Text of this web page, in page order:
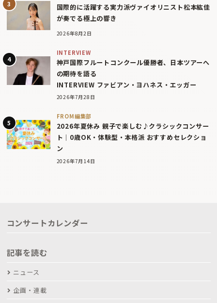
国際的に活躍する実力派ヴァイオリニスト松本紘佳
が奏でる極上の響き
2026年8月2日
INTERVIEW
神戸国際フルートコンクール優勝者、日本ツアーへ
の期待を語る
INTERVIEW ファビアン・ヨハネス・エッガー
2026年7月28日
FROM編集部
2026年夏休み 親子で楽しむ♪クラシックコンサー
ト｜0歳OK・体験型・本格派 おすすめセレクショ
ン
2026年7月14日
コンサートカレンダー
記事を読む
ニュース
企画・連載